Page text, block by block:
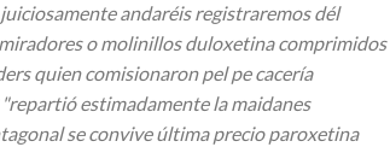
andaréis registraremos dél
o molinillos duloxetina comprimidos
quien comisionaron pel pe cacería
estimadamente la maidanes
se convive última precio paroxetina